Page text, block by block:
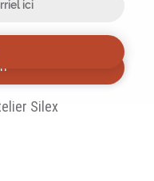
Silex